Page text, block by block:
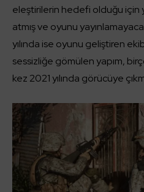
eleştirilerin hedefi olduğu için
atmış ve oyunu
yılında ise oyunu geliştiren
sessizliğe gömülen yapım,
kez 2021 yılında görücüye